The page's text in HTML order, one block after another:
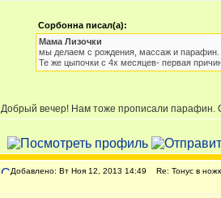
Сорбонна писал(а):
Мама Лизочки
мы делаем с рождения, массаж и
Те же цыпочки с 4х месяцев- первая
Добрый вечер! Нам тоже прописали парафин.
Добавлено: Вт Ноя 12, 2013 14:49 Re: Тонус в